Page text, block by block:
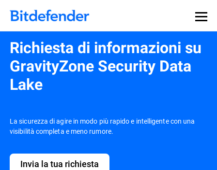
Richiesta di informazioni su
GravityZone Security Data
Lake
La sicurezza di agire in modo più rapido e intelligente con una
visibilità completa e meno rumore.
Invia la tua richiesta